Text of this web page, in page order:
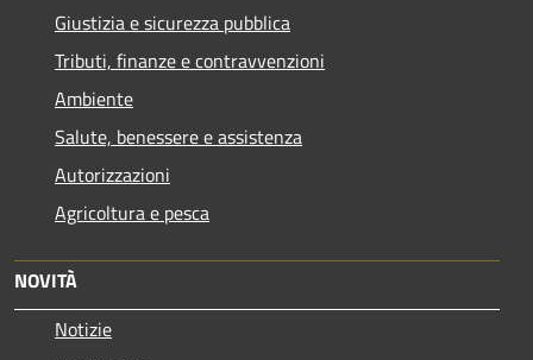
Giustizia e sicurezza pubblica
Tributi, finanze e contravvenzioni
Ambiente
Salute, benessere e assistenza
Autorizzazioni
Agricoltura e pesca
NOVITÀ
Notizie